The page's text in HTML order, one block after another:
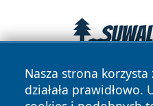
Nasza strona
działała